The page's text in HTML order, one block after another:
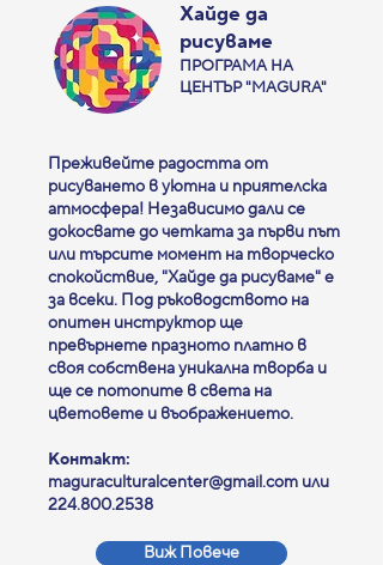
Хайде да
рисуваме
ПРОГРАМА НА
ЦЕНТЪР "MAGURA"
Преживейте радостта от
рисуването в уютна и приятелска
атмосфера! Независимо дали се
докосвате до четката за първи път
или търсите момент на творческо
спокойствие, "Хайде да рисуваме" е
за всеки. Под ръководството на
опитен инструктор ще
превърнете празното платно в
своя собствена уникална творба и
ще се потопите в света на
цветовете и въображението.
Контакт:
maguraculturalcenter@gmail.com или
224.800.2538
Виж Повече